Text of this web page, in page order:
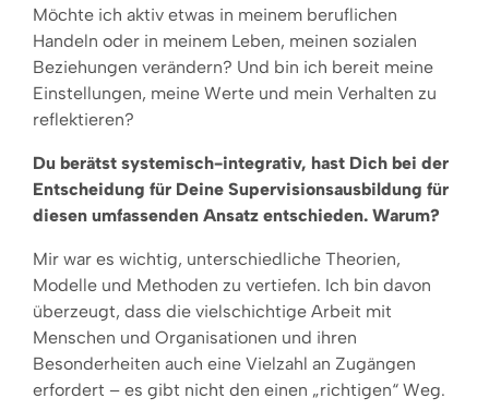
Möchte ich aktiv etwas in meinem beruflichen
Handeln oder in meinem Leben, meinen sozialen
Beziehungen verändern? Und bin ich bereit meine
Einstellungen, meine Werte und mein Verhalten zu
reflektieren?
Du berätst systemisch-integrativ, hast Dich bei der
Entscheidung für Deine Supervisionsausbildung für
diesen umfassenden Ansatz entschieden. Warum?
Mir war es wichtig, unterschiedliche Theorien,
Modelle und Methoden zu vertiefen. Ich bin davon
überzeugt, dass die vielschichtige Arbeit mit
Menschen und Organisationen und ihren
Besonderheiten auch eine Vielzahl an Zugängen
erfordert – es gibt nicht den einen „richtigen“ Weg.